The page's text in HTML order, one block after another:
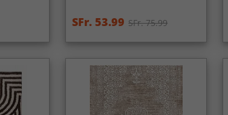
SFr. 53.99 SFr. 75.99